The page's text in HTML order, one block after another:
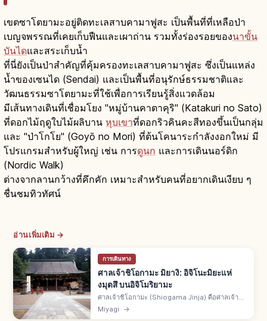
เขตซาโตยามะอยู่ติดทะเลสาบคามาฟูสะ เป็นพื้นที่ที่เหลือป่า
เบญจพรรณที่เคยเก็บฟืนและเผาถ่าน รวมทั้งร่องรอยของนาขั้น
บันไดและสระเก็บน้ำ
ที่นี่ยังเป็นป่าสำคัญที่คุ้มครองทะเลสาบคามาฟูสะ ซึ่งเป็นแหล่ง
น้ำของเซนได (Sendai) และเป็นพื้นที่อนุรักษ์ธรรมชาติและ
วัฒนธรรมซาโตยามะที่ใช้เพื่อการเรียนรู้สิ่งแวดล้อม
มีเส้นทางเดินที่เชื่อมโยง "หมู่บ้านคาตาคุริ" (Katakuri no Sato)
ที่ดอกไม้ฤดูใบไม้ผลิบาน หุบเขาที่ดอกริวคินคะสีทองขึ้นเป็นกลุ่ม
และ "ป่าโกโย" (Goyō no Mori) ที่ต้นโคนาระกำลังงอกใหม่ มี
โปรแกรมสำหรับผู้ใหญ่ เช่น การดูนก และการเดินนอร์ดิก
(Nordic Walk)
ต่างจากลานกว้างที่คึกคัก เหมาะสำหรับคนที่อยากเดินเงียบ ๆ
ชื่นชมทิวทัศน์
อ่านเพิ่มเติม →
การเดินทาง
ศาลเจ้าชิโอกามะ มิยางิ: อิจิโนะมิยะแห่
งมุตสึ บนอิจิโมริยามะ
ศาลเจ้าชิโอกามะ (Shiogama Jinja) คือศาลเจ้าชิ
โอกามะ จ.มิยางิ อิจิโนะมิยะของแคว้นมุตสึ บนอิจิโม
ริยามะ พรปลอดภัยเดินเรือ คลอดบุตร JR สายเซ็นเซ
Miyagi →